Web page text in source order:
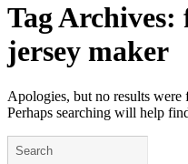
Tag Archives:
jersey maker
Apologies, but no results were
Perhaps searching will help